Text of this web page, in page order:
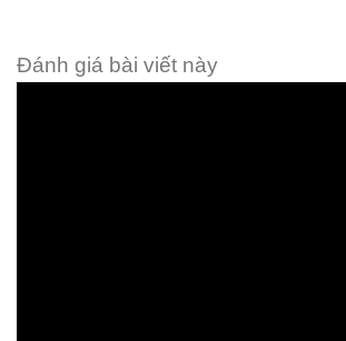
Đánh giá bài viết này